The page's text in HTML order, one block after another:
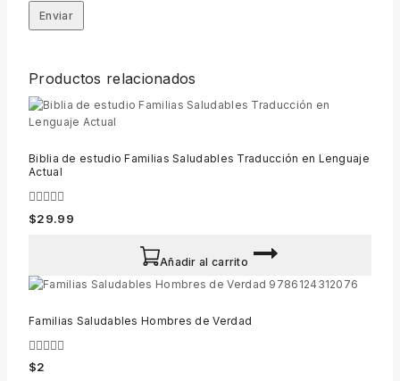
Productos relacionados
Biblia de estudio Familias Saludables Traducción en Lenguaje
Actual
0
out
$29.99
Añadir al carrito
Familias Saludables Hombres de Verdad
0
out
$2